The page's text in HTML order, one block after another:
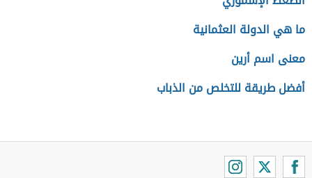
ما هي الدولة العثمانية
معنى اسم أرين
أفضل طريقة للتخلص من الذباب